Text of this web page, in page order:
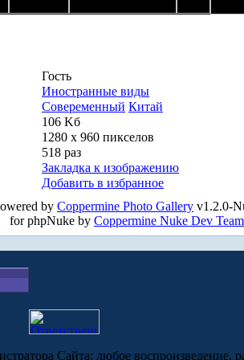
Гость
Иностранные виды
Совеременный Китай
106 Kб
1280 x 960 пикселов
518 раз
Закладка к изображению
Добавить в избранное
by Coppermine Photo Gallery v1.2.0-
for phpNuke by Coppermine Nuke Dev Team
Сайта: любое воспроизведение,